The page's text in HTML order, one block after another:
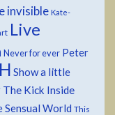
invisible Kate-
Live
Never for ever Peter
Show a little
The Kick Inside
Sensual World This